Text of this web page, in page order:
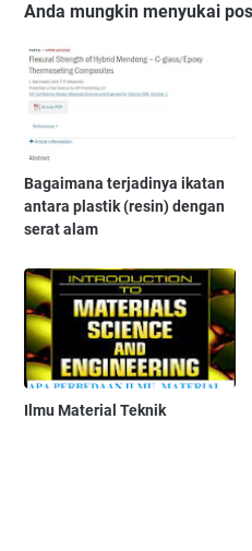
Anda mungkin menyukai
Bagaimana terjadinya ikatan
antara plastik (resin) dengan
serat alam
Ilmu Material Teknik